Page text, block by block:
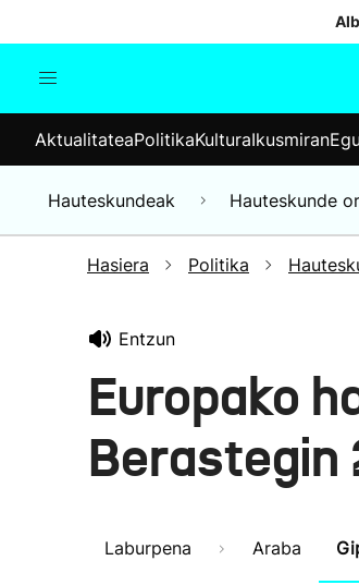
Munduko albisteak
Hauteskundeak
AktualitateaPolitikaKulturaIkusmiran
Hauteskundeak Hauteskunde
Hasiera Politika
Entzun
Europako
Berastegin
Laburpena Araba